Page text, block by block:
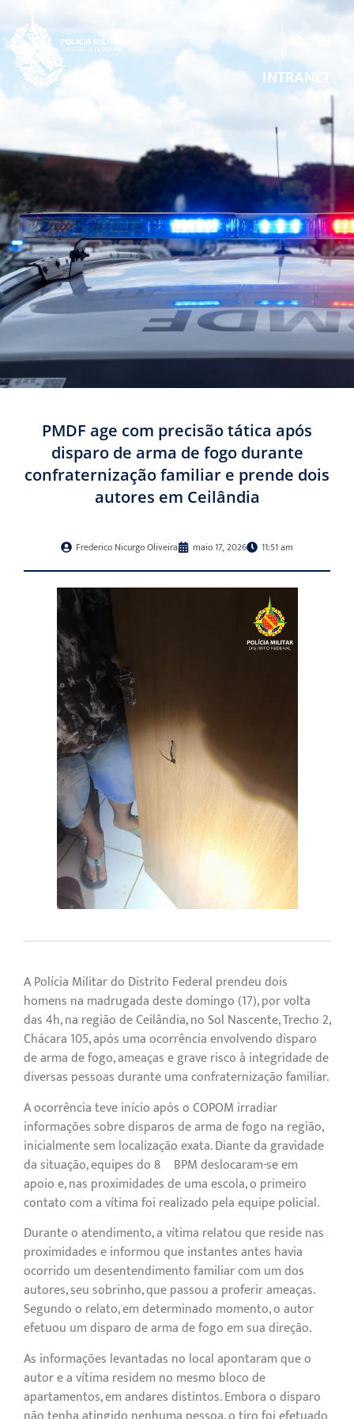
INTRANET
PMDF age com precisão tática após
disparo de arma de fogo durante
confraternização familiar e prende dois
autores em Ceilândia
Frederico Nicurgo Oliveira maio 17, 2026 11:51 am
A Polícia Militar do Distrito Federal prendeu dois
homens na madrugada deste domingo (17), por volta
das 4h, na região de Ceilândia, no Sol Nascente, Trecho 2,
Chácara 105, após uma ocorrência envolvendo disparo
de arma de fogo, ameaças e grave risco à integridade de
diversas pessoas durante uma confraternização familiar.
A ocorrência teve início após o COPOM irradiar
informações sobre disparos de arma de fogo na região,
inicialmente sem localização exata. Diante da gravidade
da situação, equipes do 8º BPM deslocaram-se em
apoio e, nas proximidades de uma escola, o primeiro
contato com a vítima foi realizado pela equipe policial.
Durante o atendimento, a vítima relatou que reside nas
proximidades e informou que instantes antes havia
ocorrido um desentendimento familiar com um dos
autores, seu sobrinho, que passou a proferir ameaças.
Segundo o relato, em determinado momento, o autor
efetuou um disparo de arma de fogo em sua direção.
As informações levantadas no local apontaram que o
autor e a vítima residem no mesmo bloco de
apartamentos, em andares distintos. Embora o disparo